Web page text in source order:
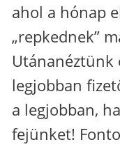
ahol a hónap
„repkednek”
Utánanéztünk
legjobban
a legjobban,
fejünket!